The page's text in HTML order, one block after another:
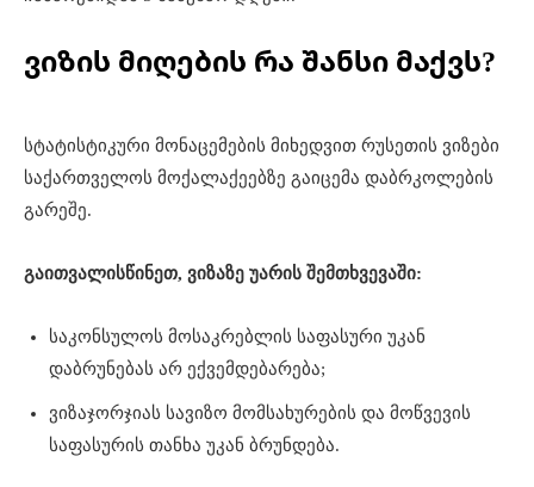
ვიზის მიღების რა შანსი მაქვს?
სტატისტიკური მონაცემების მიხედვით რუსეთის ვიზები
საქართველოს მოქალაქეებზე გაიცემა დაბრკოლების
გარეშე.
გაითვალისწინეთ, ვიზაზე უარის შემთხვევაში:
საკონსულოს მოსაკრებლის საფასური უკან
დაბრუნებას არ ექვემდებარება;
ვიზაჯორჯიას სავიზო მომსახურების და მოწვევის
საფასურის თანხა უკან ბრუნდება.